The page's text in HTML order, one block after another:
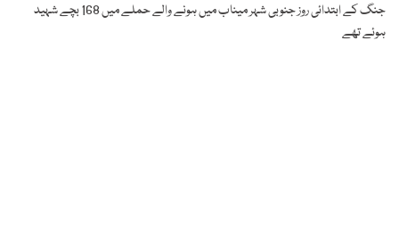
جنگ کے ابتدائی روز جنوبی شہر میناب میں ہونے والے حملے میں 168 بچے شہید
ہوئے تھے